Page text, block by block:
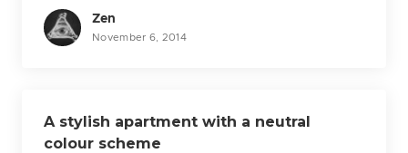
Zen
November 6, 2014
A stylish apartment with a neutral
colour scheme